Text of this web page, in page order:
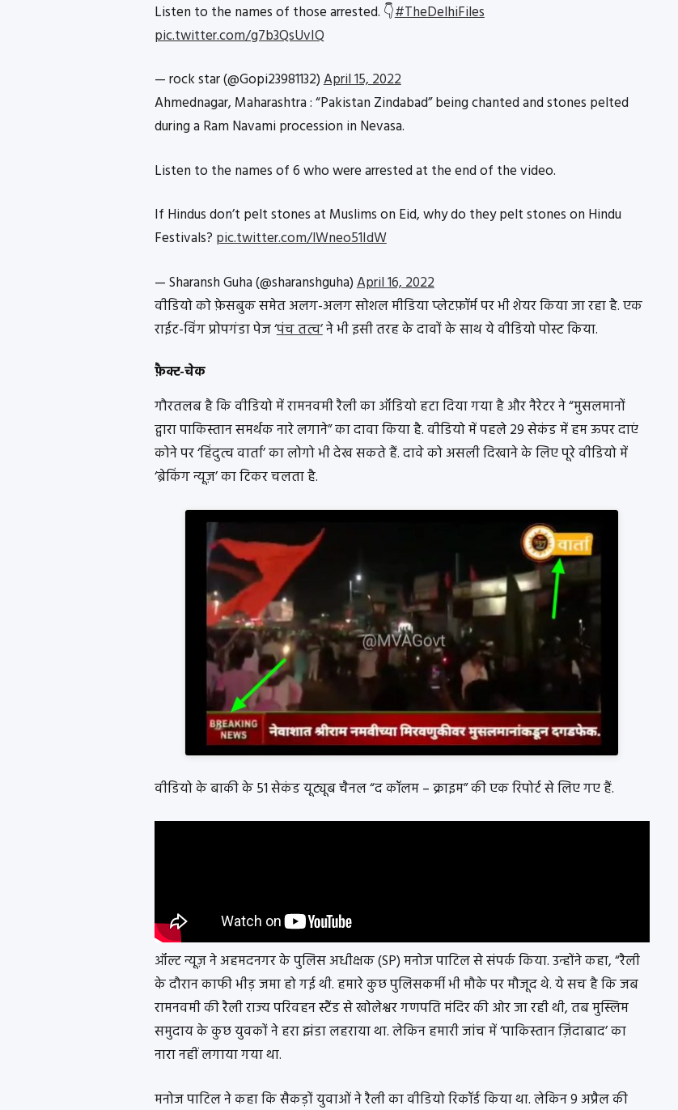
Listen to the names of those arrested. 👇#TheDelhiFiles
pic.twitter.com/g7b3QsUvIQ
— rock star (@Gopi23981132)April 15, 2022
Ahmednagar, Maharashtra : “Pakistan Zindabad” being chanted and stones pelted
during a Ram Navami procession in Nevasa.
Listen to the names of 6 who were arrested at the end of the video.
If Hindus don’t pelt stones at Muslims on Eid, why do they pelt stones on Hindu
Festivals? pic.twitter.com/lWneo51IdW
— Sharansh Guha (@sharanshguha)April 16, 2022
वीडियो को फ़ेसबुक समेत अलग-अलग सोशल मीडिया प्लेटफ़ॉर्म पर भी शेयर किया जा रहा है. एक
राईट-विंग प्रोपगंडा पेज ‘पंच तत्व’ने भी इसी तरह के दावों के साथ ये वीडियो पोस्ट किया.
फ़ैक्ट-चेक
गौरतलब है कि वीडियो में रामनवमी रैली का ऑडियो हटा दिया गया है और नैरेटर ने “मुसलमानों
द्वारा पाकिस्तान समर्थक नारे लगाने” का दावा किया है. वीडियो में पहले 29 सेकंड में हम ऊपर दाएं
कोने पर ‘हिंदुत्व वार्ता’ का लोगो भी देख सकते हैं. दावे को असली दिखाने के लिए पूरे वीडियो में
‘ब्रेकिंग न्यूज़’ का टिकर चलता है.
वीडियो के बाकी के 51 सेकंड यूट्यूब चैनल “द कॉलम – क्राइम” की एक रिपोर्ट से लिए गए हैं.
ऑल्ट न्यूज़ ने अहमदनगर के पुलिस अधीक्षक (SP) मनोज पाटिल से संपर्क किया. उन्होंने कहा, “रैली
के दौरान काफी भीड़ जमा हो गई थी. हमारे कुछ पुलिसकर्मी भी मौके पर मौजूद थे. ये सच है कि जब
रामनवमी की रैली राज्य परिवहन स्टैंड से खोलेश्वर गणपति मंदिर की ओर जा रही थी, तब मुस्लिम
समुदाय के कुछ युवकों ने हरा झंडा लहराया था. लेकिन हमारी जांच में ‘पाकिस्तान ज़िंदाबाद’ का
नारा नहीं लगाया गया था.
मनोज पाटिल ने कहा कि सैकड़ों युवाओं ने रैली का वीडियो रिकॉर्ड किया था. लेकिन 9 अप्रैल की